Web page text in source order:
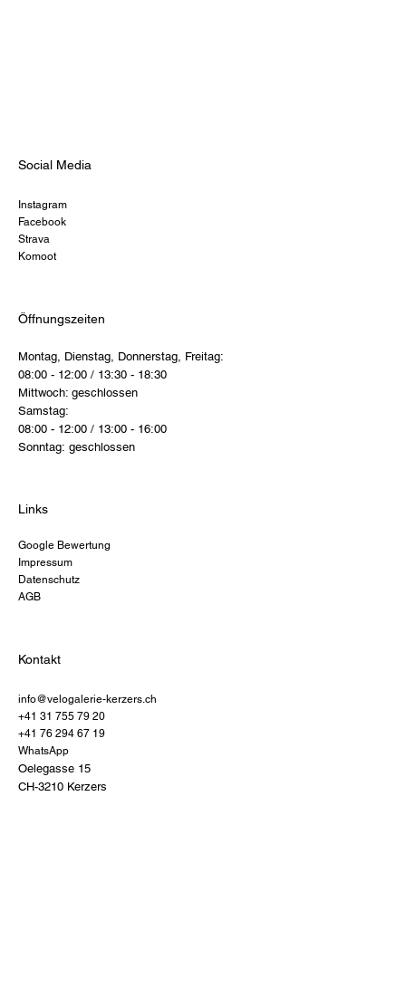
Kontakt
info@velogalerie-kerzers.ch
+41 31 755 79 20
+41 76 294 67 19
WhatsApp
Oelegasse 15
CH-3210 Kerzers
Öffnungszeiten
Montag, Dienstag, Donnerstag, Freitag:
08:00 - 12:00 / 13:30 - 18:30
Mittwoch: geschlossen
Samstag:
08:00 - 12:00 / 13:00 - 16:00
Sonntag: geschlossen
Links
Google Bewertung
Impressum
Datenschutz
AGB
Social Media
Instagram
Facebook
Strava
Komoot